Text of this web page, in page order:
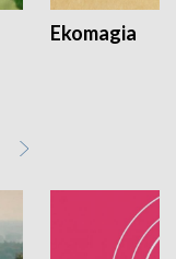
Ekomagia